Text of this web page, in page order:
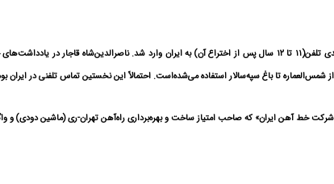
شمس‌العماره تا باغ سپه‌سالار استفاده می‌شده‌است. احتمالاً این نخستین تماس تلفنی در ایران
صاحب امتیاز ساخت و بهره‌برداری راه‌آهن تهران-ری (ماشین دودی) و واگن اسبی بود برای تماس میان ۲ ایستگاه تهران و ری و نیز بین گاری